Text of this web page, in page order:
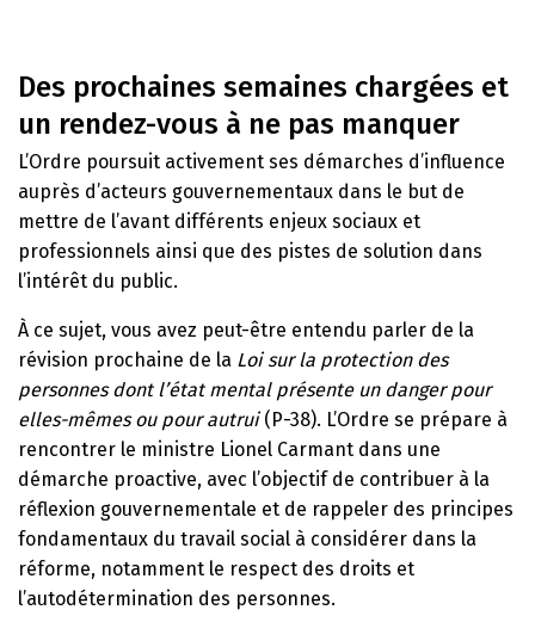
Des prochaines semaines chargées et
un rendez-vous à ne pas manquer
L’Ordre poursuit activement ses démarches d’influence
auprès d’acteurs gouvernementaux dans le but de
mettre de l’avant différents enjeux sociaux et
professionnels ainsi que des pistes de solution dans
l’intérêt du public.
À ce sujet, vous avez peut-être entendu parler de la
révision prochaine de la Loi sur la protection des
personnes dont l’état mental présente un danger pour
elles-mêmes ou pour autrui(P-38). L’Ordre se prépare à
rencontrer le ministre Lionel Carmant dans une
démarche proactive, avec l’objectif de contribuer à la
réflexion gouvernementale et de rappeler des principes
fondamentaux du travail social à considérer dans la
réforme, notamment le respect des droits et
l’autodétermination des personnes.